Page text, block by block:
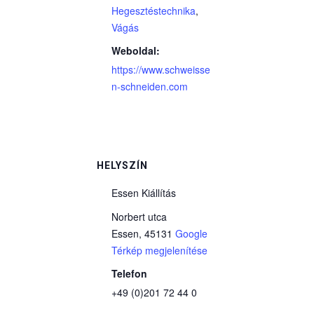
Hegesztéstechnika,
Vágás
Weboldal:
https://www.schweisse
n-schneiden.com
HELYSZÍN
Essen Kiállítás
Norbert utca
Essen, 45131 Google
Térkép megjelenítése
Telefon
+49 (0)201 72 44 0